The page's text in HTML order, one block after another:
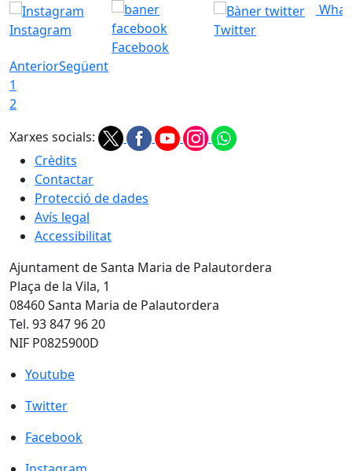
Instagram
Facebook
Twitter
AnteriorSegüent
1
2
Xarxes socials:
Crèdits
Contactar
Protecció de dades
Avís legal
Accessibilitat
Ajuntament de Santa Maria de Palautordera
Plaça de la Vila, 1
08460 Santa Maria de Palautordera
Tel. 93 847 96 20
NIF P0825900D
Youtube
Youtube
Twitter
Twitter
Facebook
Facebook